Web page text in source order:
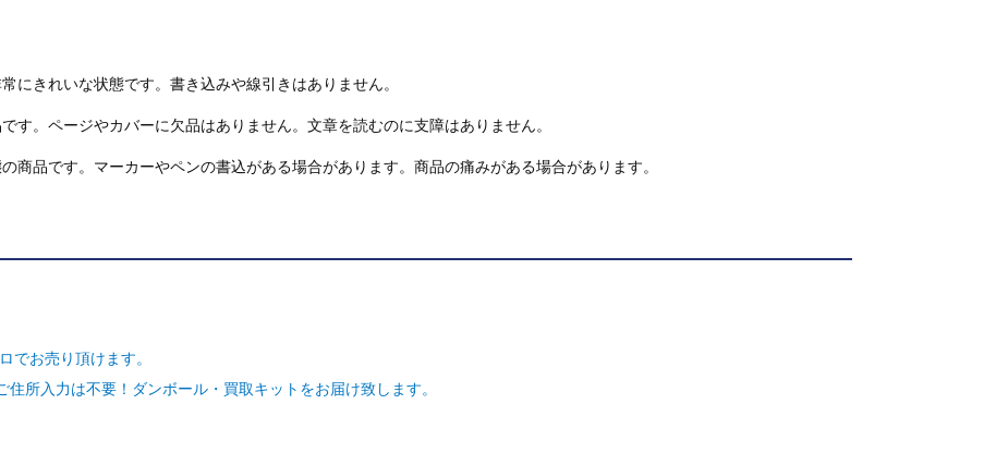
にきれいな状態です。書き込みや線引きはありません。
す。ページやカバーに欠品はありません。文章を読むのに支障はありません。
商品です。マーカーやペンの書込がある場合があります。商品の痛みがある場合があります。
でお売り頂けます。
所入力は不要！ダンボール・買取キットをお届け致します。